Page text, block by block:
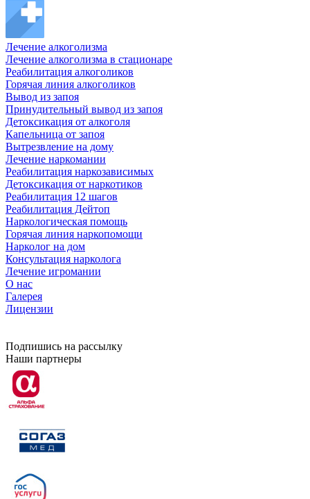
Лечение алкоголизма
Лечение алкоголизма в стационаре
Реабилитация алкоголиков
Горячая линия алкоголиков
Вывод из запоя
Принудительный вывод из запоя
Детоксикация от алкоголя
Капельница от запоя
Вытрезвление на дому
Лечение наркомании
Реабилитация наркозависимых
Детоксикация от наркотиков
Реабилитация 12 шагов
Реабилитация Дейтоп
Наркологическая помощь
Горячая линия наркопомощи
Нарколог на дом
Консультация нарколога
Лечение игромании
О нас
Галерея
Лицензии
Подпишись на рассылку
Наши партнеры